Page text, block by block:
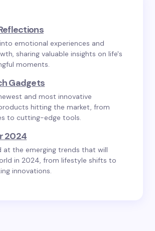
emotional experiences and
sharing valuable insights on life's
moments.
Gadgets
and most innovative
hitting the market, from
to cutting-edge tools.
2024
at the emerging trends that will
in 2024, from lifestyle shifts to
innovations.